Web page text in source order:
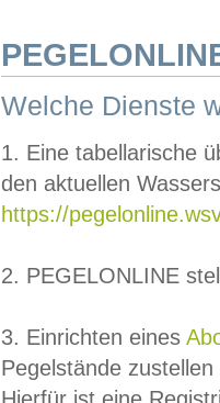
Welche Dienste
1. Eine tabellarische
den aktuellen
https://
2. PEGELONLINE
3. Einrichten eines
Pegelstände